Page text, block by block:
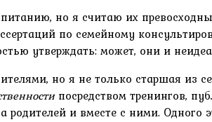
но я считаю их
по семейному
утверждать: может, они и
но я не только старшая из
посредством тренингов,
родителей и вместе с ними. Одного